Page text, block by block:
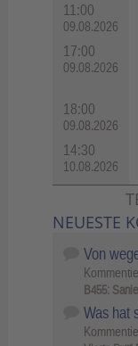
11:00
09.08.2026
17:00
09.08.2026
18:00
09.08.2026
14:30
10.08.2026
NEUESTE
Von
B455:
Was hat